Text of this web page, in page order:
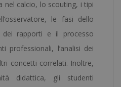
nel calcio, lo scouting, i tipi
le fasi dello
dei rapporti e il processo
professionali, l’analisi dei
concetti correlati. Inoltre,
didattica, gli studenti